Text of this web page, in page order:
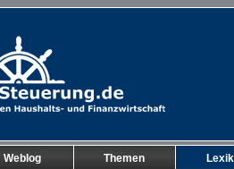
Weblog Themen